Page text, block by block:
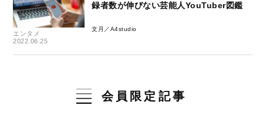
エンタメ
2022.06.25
録者数が伸びない芸能人YouTuber図鑑
文月／A4studio
会員限定記事